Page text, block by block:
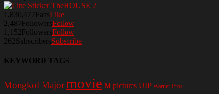
1,830,477FansLike
2,487FollowersFollow
1,152FollowersFollow
262SubscribersSubscribe
KEYWORD TAGS
Mongkol Majormovie M pictures UIP Warner Bros.